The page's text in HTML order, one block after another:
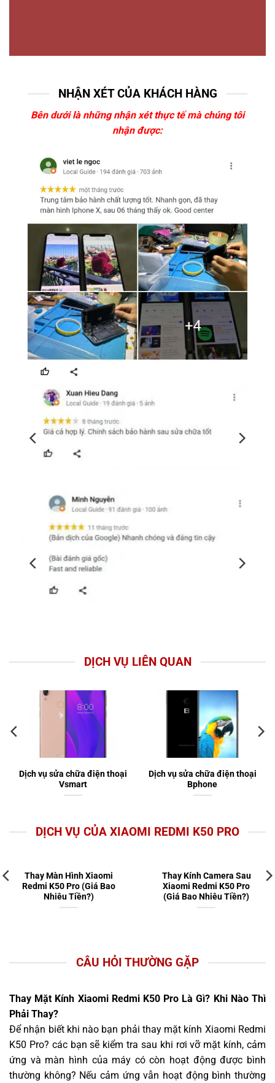
NHẬN XÉT CỦA KHÁCH HÀNG
Bên dưới là những nhận xét thực tế mà chúng tôi
nhận được:
DỊCH VỤ LIÊN QUAN
Dịch vụ sửa chữa điện thoại
Vsmart
Dịch vụ sửa chữa điện thoại
Bphone
DỊCH VỤ CỦA XIAOMI REDMI K50 PRO
Thay Màn Hình Xiaomi
Redmi K50 Pro (Giá Bao
Nhiêu Tiền?)
Thay Kính Camera Sau
Xiaomi Redmi K50 Pro
(Giá Bao Nhiêu Tiền?)
CÂU HỎI THƯỜNG GẶP
Thay Mặt Kính Xiaomi Redmi K50 Pro Là Gì? Khi Nào Thì
Phải Thay?
Để nhận biết khi nào bạn phải thay mặt kính Xiaomi Redmi
K50 Pro? các bạn sẽ kiểm tra sau khi rơi vỡ mặt kính, cảm
ứng và màn hình của máy có còn hoạt động được bình
thường không? Nếu cảm ứng vẫn hoạt động bình thường